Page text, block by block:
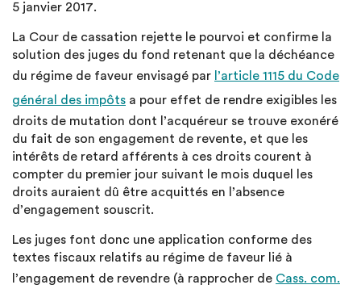
5 janvier 2017.
La Cour de cassation rejette le pourvoi et confirme la
solution des juges du fond retenant que la déchéance
du régime de faveur envisagé par l’article 1115 du Code
général des impôts a pour effet de rendre exigibles les
droits de mutation dont l’acquéreur se trouve exonéré
du fait de son engagement de revente, et que les
intérêts de retard afférents à ces droits courent à
compter du premier jour suivant le mois duquel les
droits auraient dû être acquittés en l’absence
d’engagement souscrit.
Les juges font donc une application conforme des
textes fiscaux relatifs au régime de faveur lié à
l’engagement de revendre (à rapprocher de Cass. com.